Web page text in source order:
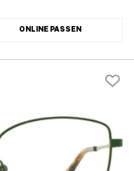
ONLINE PASSEN